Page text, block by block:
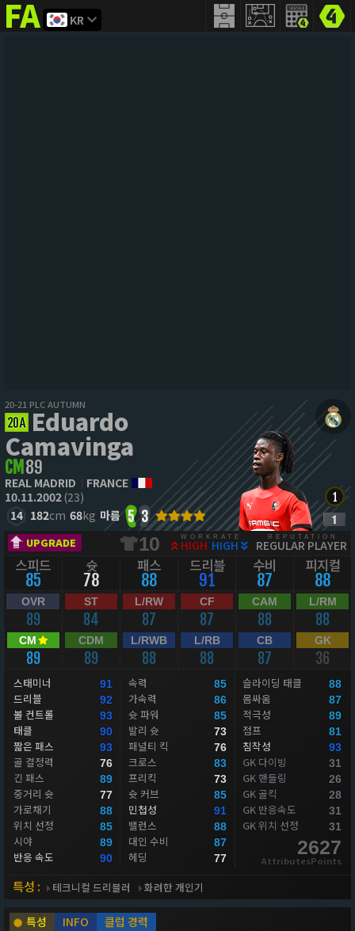
FIFAaddict
KR
20-21 PLC AUTUMN
Eduardo
Camavinga
CM 89
REAL MADRID
FRANCE
10.11.2002(23)
14 182cm 68kg 마름 5 3
UPGRADE 10 WORKRATE
HIGH HIGH
REPUTATION
REGULAR PLAYER
스피드
85
슛
78
패스
88
드리블
91
수비
87
피지컬
88
OVR
89
ST
84
L/RW
87
CF
87
CAM
88
L/RM
88
CM
89
CDM
89
L/RWB
88
L/RB
88
CB
87
GK
36
스태미너 91
드리블 92
볼 컨트롤 93
태클 90
짧은 패스 93
골 결정력 76
긴 패스 89
중거리 슛 77
가로채기 88
위치 선정 85
시야 89
반응 속도 90
속력 85
가속력 86
슛 파워 85
발리 슛 73
패널티 킥 76
크로스 83
프리킥 73
슛 커브 85
민첩성 91
밸런스 88
대인 수비 87
헤딩 77
슬라이딩 태클 88
몸싸움 87
적극성 89
점프 81
침착성 93
GK 다이빙 31
GK 핸들링 26
GK 골킥 28
GK 반응속도 31
GK 위치 선정 31
2627
AttributesPoints
특성 : 테크니컬 드리블러 화려한 개인기
특성 INFO
클럽 경력